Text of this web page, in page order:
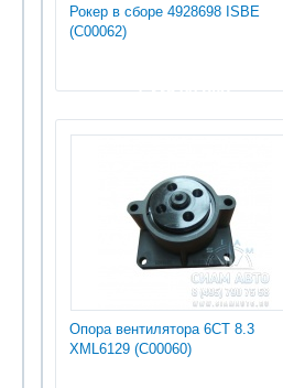
Рокер в сборе 4928698 ISBE
(С00062)
1 335.00 руб
Опора вентилятора 6СТ 8.3
XML6129 (С00060)